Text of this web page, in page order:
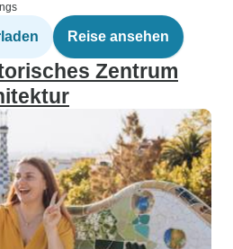
Reise ansehen
Zentrum